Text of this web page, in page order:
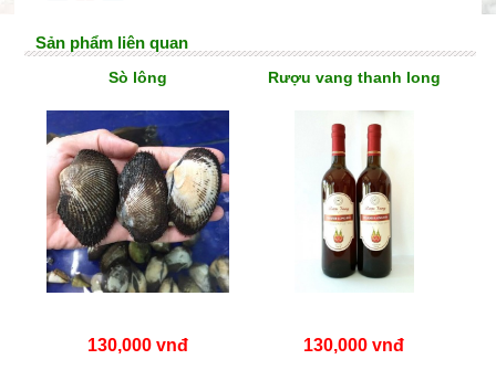
Sản phẩm liên quan
Sò lông
130,000 vnđ
Rượu vang thanh long
130,000 vnđ